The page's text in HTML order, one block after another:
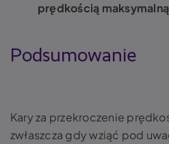
prędkością
Podsumowanie
Kary za przekroczenie
zwłaszcza gdy wziąć pod